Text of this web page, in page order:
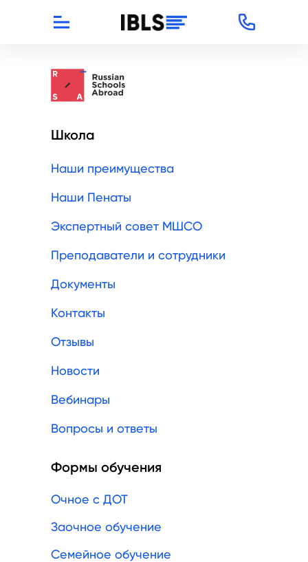
Школа
Наши преимущества
Наши Пенаты
Экспертный совет МШСО
Преподаватели и сотрудники
Документы
Контакты
Отзывы
Новости
Вебинары
Вопросы и ответы
Формы обучения
Заочное обучение
Очное с ДОТ
Семейное обучение